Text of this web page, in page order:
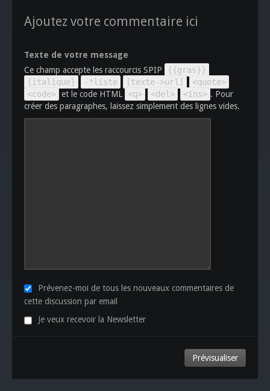
Ajoutez votre commentaire ici
Texte de votre message
Ce champ accepte les raccourcis SPIP
{{gras}}
{italique}
-*liste [texte->url]
<quote>
<code> et le code HTML <q> <del> <ins> . Pour
créer des paragraphes, laissez simplement des lignes vides.
Prévenez-moi de tous les nouveaux commentaires de
cette discussion par email
Je veux recevoir la Newsletter